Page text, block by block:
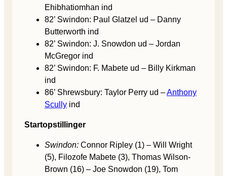
Ehibhatiomhan ind
82’ Swindon: Paul Glatzel ud – Danny
Butterworth ind
82’ Swindon: J. Snowdon ud – Jordan
McGregor ind
82’ Swindon: F. Mabete ud – Billy Kirkman
ind
86’ Shrewsbury: Taylor Perry ud –Anthony
Scully ind
Startopstillinger
Swindon: Connor Ripley (1) – Will Wright
(5), Filozofe Mabete (3), Thomas Wilson-
Brown (16) – Joe Snowdon (19), Tom